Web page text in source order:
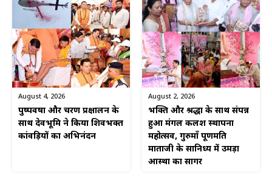
August 4, 2026
पुष्पवर्षा और चरण प्रक्षालन के
साथ देवभूमि ने किया शिवभक्त
कांवड़ियों का अभिनंदन
August 2, 2026
भक्ति और श्रद्धा के साथ संपन्न
हुआ मंगल कलश स्थापना
महोत्सव, गुरुमाँ पूर्णमति
माताजी के सानिध्य में उमड़ा
आस्था का सागर